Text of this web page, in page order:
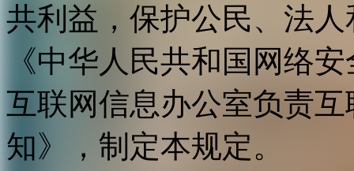
共利益，保护公民、法
《中华人民共和国网络
互联网信息办公室负责
知》，制定本规定。